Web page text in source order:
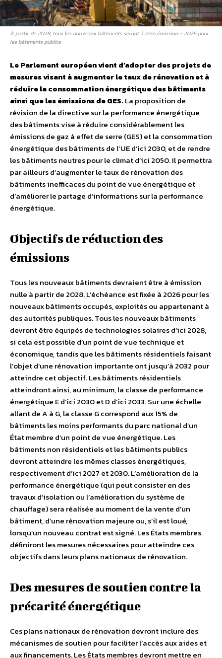
À partir de 2028, tous les nouveaux bâtiments seront à zéro émission – 2026 pour
les bâtiments publics
Le Parlement européen vient d’adopter des projets de
mesures visant à augmenter le taux de rénovation et à
réduire la consommation énergétique des bâtiments
ainsi que les émissions de GES.La proposition de
révision de la directive sur la performance énergétique
des bâtiments vise à réduire considérablement les
émissions de gaz à effet de serre (GES) et la consommation
énergétique des bâtiments de l’UE d’ici 2030, et de rendre
les bâtiments neutres pour le climat d’ici 2050. Il permettra
par ailleurs d’augmenter le taux de rénovation des
bâtiments inefficaces du point de vue énergétique et
d’améliorer le partage d’informations sur la performance
énergétique.
Objectifs de réduction des
émissions
Tous les nouveaux bâtiments devraient être à émission
nulle à partir de 2028. L’échéance est fixée à 2026 pour les
nouveaux bâtiments occupés, exploités ou appartenant à
des autorités publiques. Tous les nouveaux bâtiments
devront être équipés de technologies solaires d’ici 2028,
si cela est possible d’un point de vue technique et
économique, tandis que les bâtiments résidentiels faisant
l’objet d’une rénovation importante ont jusqu’à 2032 pour
atteindre cet objectif. Les bâtiments résidentiels
atteindront ainsi, au minimum, la classe de performance
énergétique E d’ici 2030 et D d’ici 2033. Sur une échelle
allant de A à G, la classe G correspond aux 15% de
bâtiments les moins performants du parc national d’un
État membre d’un point de vue énergétique. Les
bâtiments non résidentiels et les bâtiments publics
devront atteindre les mêmes classes énergétiques,
respectivement d’ici 2027 et 2030. L’amélioration de la
performance énergétique (qui peut consister en des
travaux d’isolation ou l’amélioration du système de
chauffage) sera réalisée au moment de la vente d’un
bâtiment, d’une rénovation majeure ou, s’il est loué,
lorsqu’un nouveau contrat est signé. Les États membres
définiront les mesures nécessaires pour atteindre ces
objectifs dans leurs plans nationaux de rénovation.
Des mesures de soutien contre la
précarité énergétique
Ces plans nationaux de rénovation devront inclure des
mécanismes de soutien pour faciliter l’accès aux aides et
aux financements. Les États membres devront mettre en